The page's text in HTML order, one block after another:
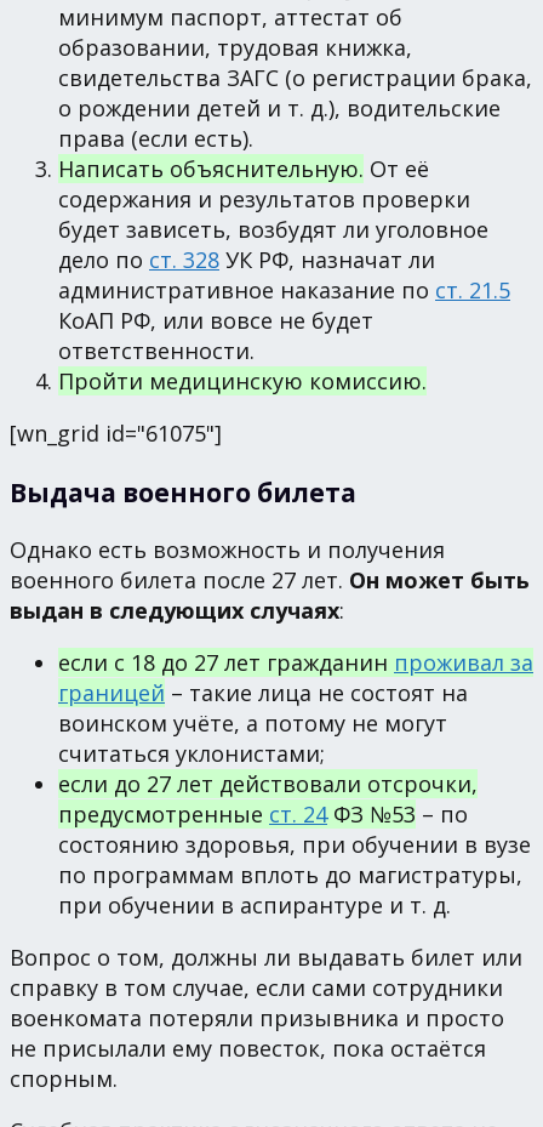
минимум паспорт, аттестат об
образовании, трудовая книжка,
свидетельства ЗАГС (о регистрации брака,
о рождении детей и т. д.), водительские
права (если есть).
Написать объяснительную. От её
содержания и результатов проверки
будет зависеть, возбудят ли уголовное
дело по ст. 328 УК РФ, назначат ли
административное наказание по ст. 21.5
КоАП РФ, или вовсе не будет
ответственности.
Пройти медицинскую комиссию.
[wn_grid id="61075"]
Выдача военного билета
Однако есть возможность и получения
военного билета после 27 лет. Он может быть
выдан в следующих случаях:
если с 18 до 27 лет гражданин проживал за
границей – такие лица не состоят на
воинском учёте, а потому не могут
считаться уклонистами;
если до 27 лет действовали отсрочки,
предусмотренные ст. 24ФЗ №53 – по
состоянию здоровья, при обучении в вузе
по программам вплоть до магистратуры,
при обучении в аспирантуре и т. д.
Вопрос о том, должны ли выдавать билет или
справку в том случае, если сами сотрудники
военкомата потеряли призывника и просто
не присылали ему повесток, пока остаётся
спорным.